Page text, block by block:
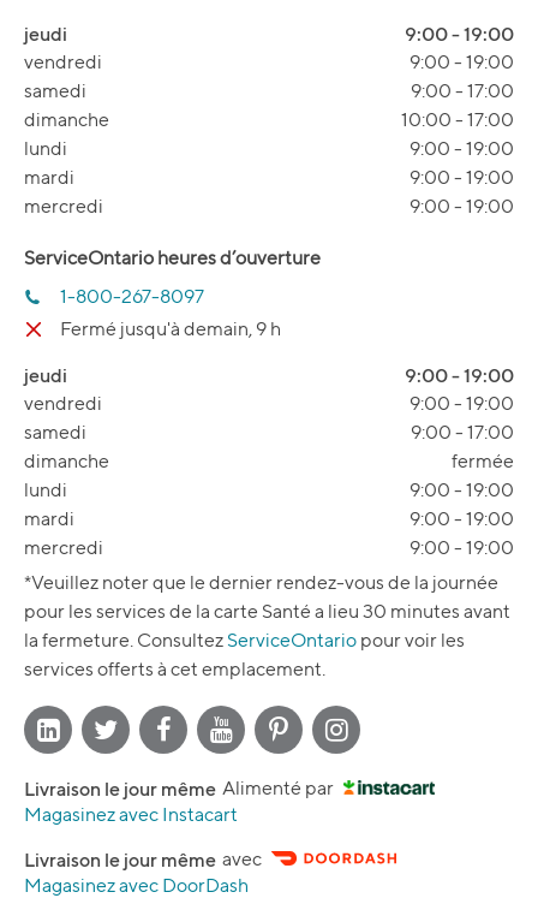
jeudi 9:00-19:00
vendredi 9:00 - 19:00
samedi
9:00 - 17:00
dimanche
10:00 - 17:00
lundi
9:00 - 19:00
mardi
9:00 - 19:00
mercredi
9:00 - 19:00
ServiceOntario heures d’ouverture
1-800-267-8097
Fermé jusqu'à demain, 9 h
jeudi 9:00-19:00
vendredi 9:00 - 19:00
samedi
9:00 - 17:00
dimanche
fermée
lundi
9:00 - 19:00
mardi
9:00 - 19:00
mercredi
9:00 - 19:00
*Veuillez noter que le dernier rendez-vous de la journée
pour les services de la carte Santé a lieu 30 minutes avant
la fermeture. Consultez ServiceOntario pour voir les
services offerts à cet emplacement.
Livraison le jour même Alimenté par
Magasinez avec Instacart
Livraison le jour même avec
Magasinez avec DoorDash